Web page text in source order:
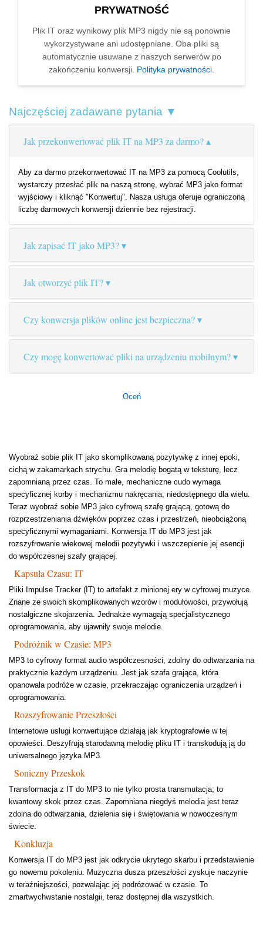
PRYWATNOŚĆ
Plik IT oraz wynikowy plik MP3 nigdy nie są ponownie
wykorzystywane ani udostępniane. Oba pliki są
automatycznie usuwane z naszych serwerów po
zakończeniu konwersji. Polityka prywatności.
Najczęściej zadawane pytania ▼
Jak przekonwertować plik IT na MP3 za darmo?
Aby za darmo przekonwertować IT na MP3 za pomocą Coolutils,
wystarczy przesłać plik na naszą stronę, wybrać MP3 jako format
wyjściowy i kliknąć "Konwertuj". Nasza usługa oferuje ograniczoną
liczbę darmowych konwersji dziennie bez rejestracji.
Jak zapisać IT jako MP3?
Jak otworzyć plik IT?
Czy konwersja plików online jest bezpieczna?
Czy mogę konwertować pliki na urządzeniu mobilnym?
Oceń
Wyobraź sobie plik IT jako skomplikowaną pozytywkę z innej epoki,
cichą w zakamarkach strychu. Gra melodię bogatą w teksturę, lecz
zapomnianą przez czas. To małe, mechaniczne cudo wymaga
specyficznej korby i mechanizmu nakręcania, niedostępnego dla wielu.
Teraz wyobraź sobie MP3 jako cyfrową szafę grającą, gotową do
rozprzestrzeniania dźwięków poprzez czas i przestrzeń, nieobciążoną
specyficznymi wymaganiami. Konwersja IT do MP3 jest jak
rozszyfrowanie wiekowej melodii pozytywki i wszczepienie jej esencji
do współczesnej szafy grającej.
Kapsuła Czasu: IT
Pliki Impulse Tracker (IT) to artefakt z minionej ery w cyfrowej muzyce.
Znane ze swoich skomplikowanych wzorów i modułowości, przywołują
nostalgiczne skojarzenia. Jednakże wymagają specjalistycznego
oprogramowania, aby ujawniły swoje melodie.
Podróżnik w Czasie: MP3
MP3 to cyfrowy format audio współczesności, zdolny do odtwarzania na
praktycznie każdym urządzeniu. Jest jak szafa grająca, która
opanowała podróże w czasie, przekraczając ograniczenia urządzeń i
oprogramowania.
Rozszyfrowanie Przeszłości
Internetowe usługi konwertujące działają jak kryptografowie w tej
opowieści. Deszyfrują starodawną melodię pliku IT i transkodują ją do
uniwersalnego języka MP3.
Soniczny Przeskok
Transformacja z IT do MP3 to nie tylko prosta transmutacja; to
kwantowy skok przez czas. Zapomniana niegdyś melodia jest teraz
zdolna do odtwarzania, dzielenia się i świętowania w nowoczesnym
świecie.
Konkluzja
Konwersja IT do MP3 jest jak odkrycie ukrytego skarbu i przedstawienie
go nowemu pokoleniu. Muzyczna dusza przeszłości zyskuje naczynie
w teraźniejszości, pozwalając jej podróżować w czasie. To
zmartwychwstanie nostalgii, teraz dostępnej dla wszystkich.